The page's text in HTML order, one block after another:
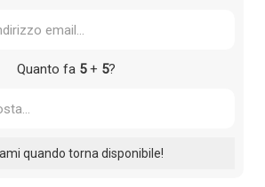
Quanto fa 5+ 5?